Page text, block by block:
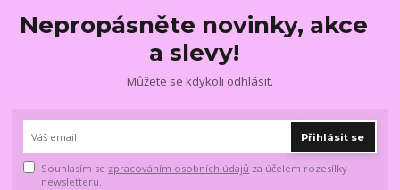
Nepropásněte novinky, akce
a slevy!
Můžete se kdykoli odhlásit.
Přihlásit se
Souhlasím se zpracováním osobních údajů za účelem rozesílky
newsletteru.